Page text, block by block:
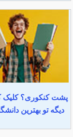
پشت کنکوری؟ کلیک
دیگه تو بهترین